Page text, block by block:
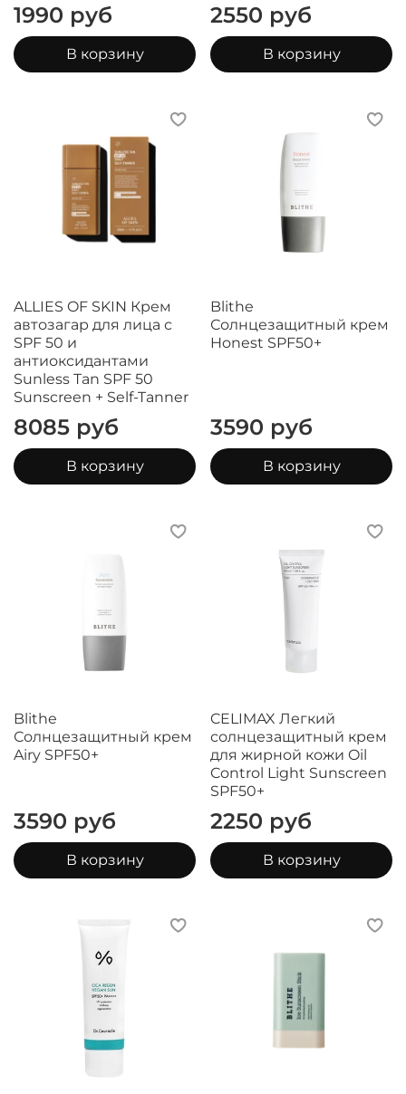
1990 руб
В корзину
2550 руб
В корзину
ALLIES OF SKIN Крем
автозагар для лица с
SPF 50 и
антиоксидантами
Sunless Tan SPF 50
Sunscreen + Self-Tanner
8085 руб
В корзину
Blithe
Солнцезащитный крем
Honest SPF50+
3590 руб
В корзину
Blithe
Солнцезащитный крем
Airy SPF50+
3590 руб
В корзину
CELIMAX Легкий
солнцезащитный крем
для жирной кожи Oil
Control Light Sunscreen
SPF50+
2250 руб
В корзину